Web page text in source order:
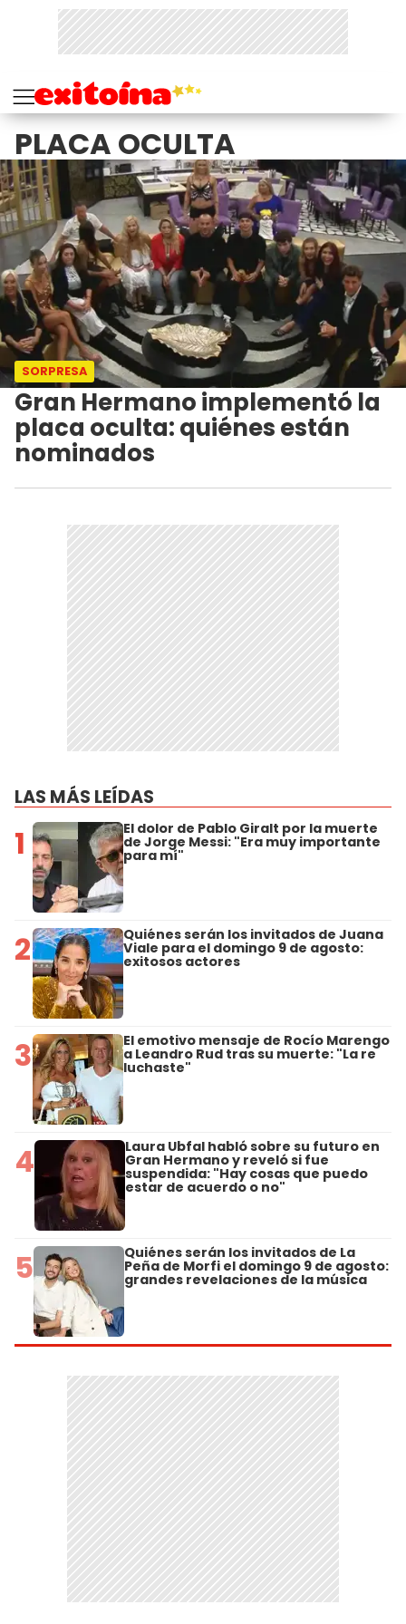
PLACA OCULTA
SORPRESA
Gran Hermano implementó la
placa oculta: quiénes están
nominados
LAS MÁS LEÍDAS
1 El dolor de Pablo Giralt por la muerte
de Jorge Messi: "Era muy importante
para mí"
2 Quiénes serán los invitados de Juana
Viale para el domingo 9 de agosto:
exitosos actores
3 El emotivo mensaje de Rocío Marengo
a Leandro Rud tras su muerte: "La re
luchaste"
4 Laura Ubfal habló sobre su futuro en
Gran Hermano y reveló si fue
suspendida: "Hay cosas que puedo
estar de acuerdo o no"
5 Quiénes serán los invitados de La
Peña de Morfi el domingo 9 de agosto:
grandes revelaciones de la música